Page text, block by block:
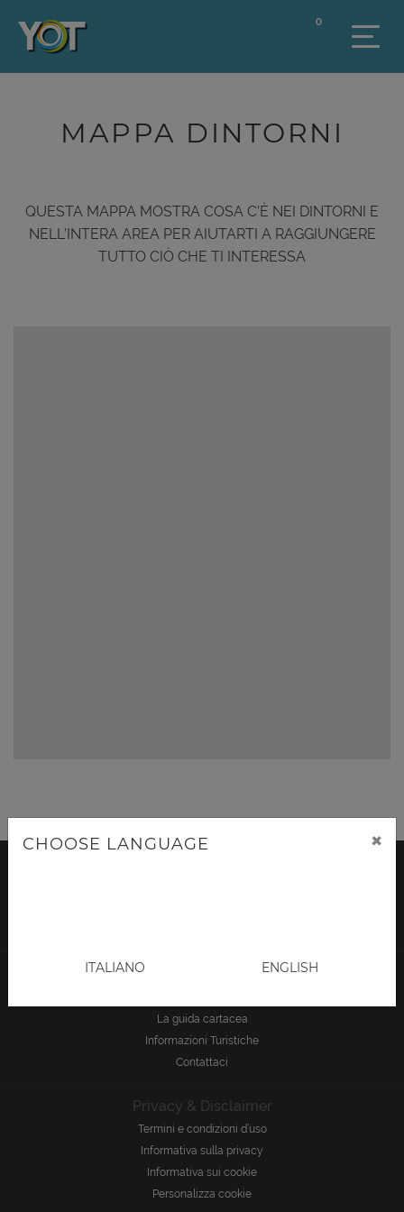
0
MAPPA DINTORNI
QUESTA MAPPA MOSTRA COSA C’È NEI DINTORNI E
NELL’INTERA AREA PER AIUTARTI A RAGGIUNGERE
TUTTO CIÒ CHE TI INTERESSA
La guida cartacea
Informazioni Turistiche
Contattaci
Privacy & Disclaimer
Termini e condizioni d’uso
Informativa sulla privacy
Informativa sui cookie
Personalizza cookie
CHOOSE LANGUAGE ×
ITALIANO ENGLISH